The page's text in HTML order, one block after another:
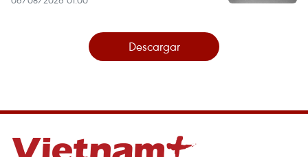
Descargar